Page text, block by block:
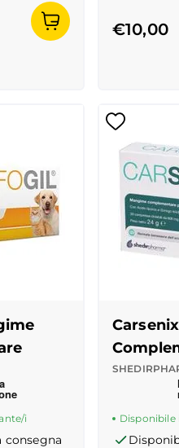
€10,00
del prodotto 10176755
i
consegna
Disponibile